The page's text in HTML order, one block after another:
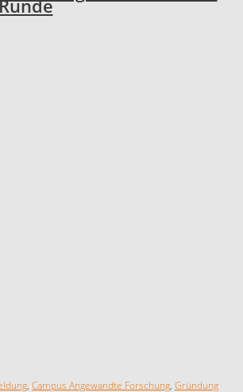
, Campus Angewandte Forschung, Gründung